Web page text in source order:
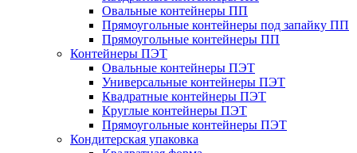
Овальные контейнеры ПП
Прямоугольные контейнеры под запайку ПП
Прямоугольные контейнеры ПП
Контейнеры ПЭТ
Овальные контейнеры ПЭТ
Универсальные контейнеры ПЭТ
Квадратные контейнеры ПЭТ
Круглые контейнеры ПЭТ
Прямоугольные контейнеры ПЭТ
Кондитерская упаковка